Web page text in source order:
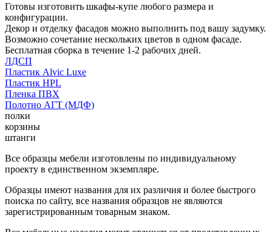
Готовы изготовить шкафы-купе любого размера и
конфигурации.
Декор и отделку фасадов можно выполнить под вашу задумку.
Возможно сочетание нескольких цветов в одном фасаде.
Бесплатная сборка в течение 1-2 рабочих дней.
ЛДСП
Пластик Alvic Luxe
Пластик HPL
Пленка ПВХ
Полотно АГТ (МДФ)
полки
корзины
штанги
Все образцы мебели изготовлены по индивидуальному
проекту в единственном экземпляре.
Образцы имеют названия для их различия и более быстрого
поиска по сайту, все названия образцов не являются
зарегистрированным товарным знаком.